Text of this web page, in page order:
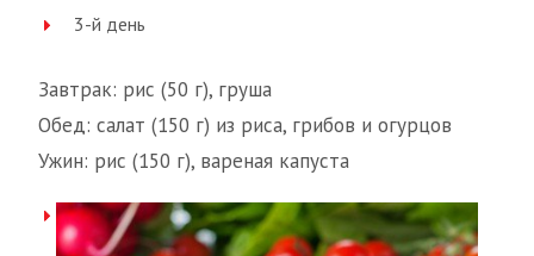
3-й день
Завтрак: рис (50 г), груша
Обед: салат (150 г) из риса, грибов и огурцов
Ужин: рис (150 г), вареная капуста